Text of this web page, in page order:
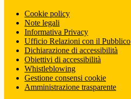
Cookie policy
Note legali
Informativa Privacy
Ufficio Relazioni con il Pubblico
Dichiarazione di accessibilità
Obiettivi di accessibilità
Whistleblowing
Gestione consensi cookie
Amministrazione trasparente